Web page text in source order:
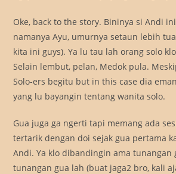
Oke, back to the story. Bininya si Andi
namanya Ayu, umurnya setaun lebih
kita ini guys). Ya lu tau lah orang solo
Selain lembut, pelan, Medok pula.
Solo-ers begitu but in this case dia
yang lu bayangin tentang wanita solo.
Gua juga ga ngerti tapi memang ada
tertarik dengan doi sejak gua pertama
Andi. Ya klo dibandingin ama tunangan
tunangan gua lah (buat jaga2 bro, kali